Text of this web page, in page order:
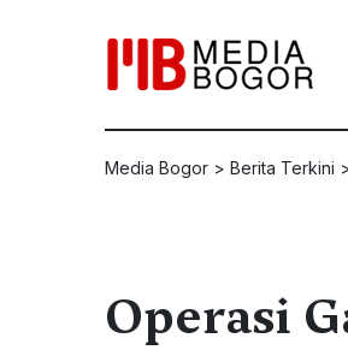
Media Bogor > Berita Terkini
Operasi